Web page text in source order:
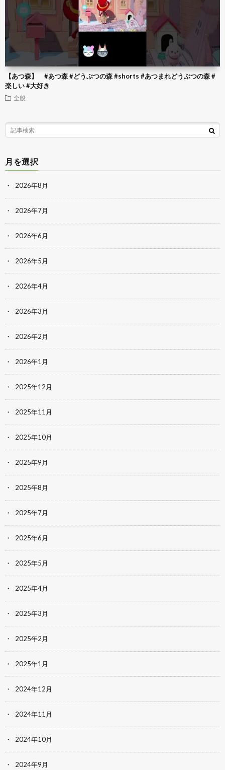
【あつ森】 #あつ森 #どうぶつの森 #shorts #あつまれどうぶつの森 #
楽しい #大好き
全般
月を選択
2026年8月
2026年7月
2026年6月
2026年5月
2026年4月
2026年3月
2026年2月
2026年1月
2025年12月
2025年11月
2025年10月
2025年9月
2025年8月
2025年7月
2025年6月
2025年5月
2025年4月
2025年3月
2025年2月
2025年1月
2024年12月
2024年11月
2024年10月
2024年9月